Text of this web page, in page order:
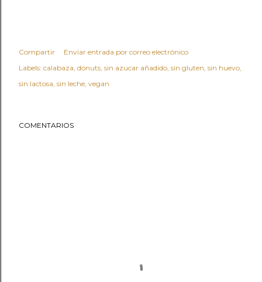
Compartir
Enviar entrada por correo electrónico
Labels: calabaza donuts sin azucar añadido sin gluten sin huevo
sin lactosa sin leche vegan
COMENTARIOS